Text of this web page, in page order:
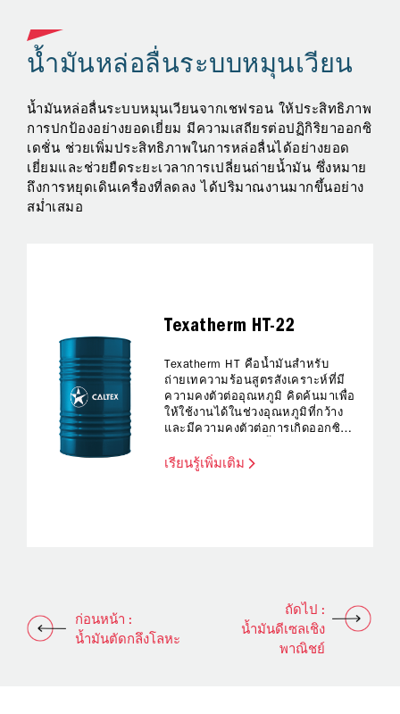
น้ำมันหล่อลื่นระบบหมุนเวียน
น้ำมันหล่อลื่นระบบหมุนเวียนจากเชฟรอน ให้ประสิทธิภาพ
การปกป้องอย่างยอดเยี่ยม มีความเสถียรต่อปฏิกิริยาออกซิ
เดชั่น ช่วยเพิ่มประสิทธิภาพในการหล่อลื่นได้อย่างยอด
เยี่ยมและช่วยยืดระยะเวลาการเปลี่ยนถ่ายน้ำมัน ซึ่งหมาย
ถึงการหยุดเดินเครื่องที่ลดลง ได้ปริมาณงานมากขึ้นอย่าง
สม่ำเสมอ
Texatherm HT-22
Texatherm HT คือน้ำมันสำหรับ
ถ่ายเทความร้อนสูตรสังเคราะห์ที่มี
ความคงตัวต่ออุณหภูมิ คิดค้นมาเพื่อ
ให้ใช้งานได้ในช่วงอุณหภูมิที่กว้าง
และมีความคงตัวต่อการเกิดออกซิ
คราบสะสม
เรียนรู้เพิ่มเติม
ก่อนหน้า :
น้ำมันตัดกลึงโลหะ
ถัดไป :
น้ำมันดีเซลเชิง
พาณิชย์